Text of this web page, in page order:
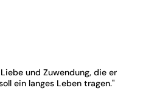
und Zuwendung, die er
ein langes Leben tragen."